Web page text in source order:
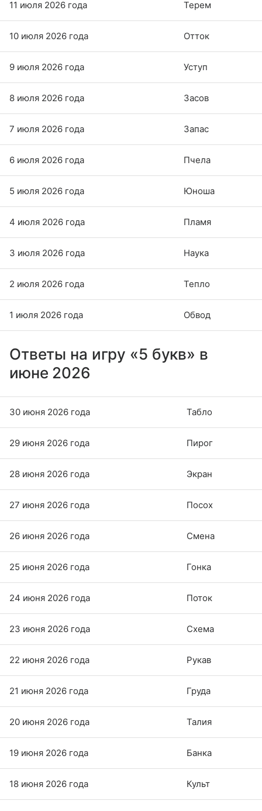
11 июля 2026 года Терем
10 июля 2026 года Отток
9 июля 2026 года Уступ
8 июля 2026 года Засов
7 июля 2026 года Запас
6 июля 2026 года Пчела
5 июля 2026 года Юноша
4 июля 2026 года Пламя
3 июля 2026 года Наука
2 июля 2026 года Тепло
1 июля 2026 года Обвод
Ответы на игру «5 букв» в
июне 2026
30 июня 2026 года Табло
29 июня 2026 года Пирог
28 июня 2026 года Экран
27 июня 2026 года Посох
26 июня 2026 года Смена
25 июня 2026 года Гонка
24 июня 2026 года Поток
23 июня 2026 года Схема
22 июня 2026 года Рукав
21 июня 2026 года Груда
20 июня 2026 года Талия
19 июня 2026 года Банка
18 июня 2026 года Культ